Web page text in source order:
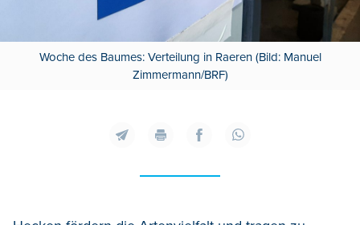
Woche des Baumes: Verteilung in Raeren (Bild: Manuel
Zimmermann/BRF)